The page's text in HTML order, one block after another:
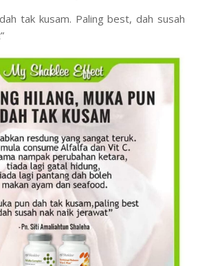
tak kusam. Paling best, dah susah